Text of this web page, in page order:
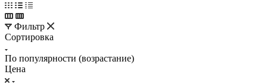
Фильтр
Сортировка
По популярности (возрастание)
Цена